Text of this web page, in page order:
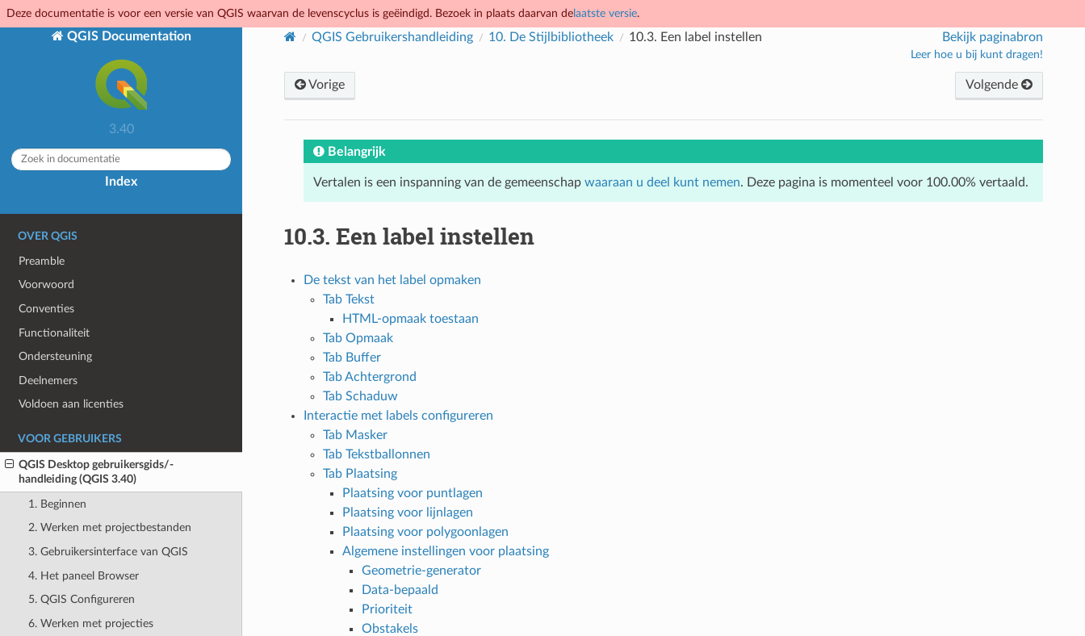
Deze documentatie is voor een versie van QGIS waarvan de levenscyclus is geëindigd. Bezoek in plaats daarvan de laatste versie.
QGIS Documentation
3.40
Index
OVER QGIS
Preamble
Voorwoord
Conventies
Functionaliteit
Ondersteuning
Deelnemers
Voldoen aan licenties
VOOR GEBRUIKERS
QGIS Desktop gebruikersgids/-
handleiding (QGIS 3.40)
1. Beginnen
2. Werken met projectbestanden
3. Gebruikersinterface van QGIS
4. Het paneel Browser
5. QGIS Configureren
6. Werken met projecties
QGIS Gebruikershandleiding 10. De Stijlbibliotheek 10.3. Een label instellen Bekijk paginabron
Leer hoe u bij kunt dragen!
Vorige Volgende
Belangrijk
Vertalen is een inspanning van de gemeenschap waaraan u deel kunt nemen. Deze pagina is momenteel voor 100.00% vertaald.
10.3. Een label instellen
De tekst van het label opmaken
Tab Tekst
HTML-opmaak toestaan
Tab Opmaak
Tab Buffer
Tab Achtergrond
Tab Schaduw
Interactie met labels configureren
Tab Masker
Tab Tekstballonnen
Tab Plaatsing
Plaatsing voor puntlagen
Plaatsing voor lijnlagen
Plaatsing voor polygoonlagen
Algemene instellingen voor plaatsing
Geometrie-generator
Data-bepaald
Prioriteit
Obstakels